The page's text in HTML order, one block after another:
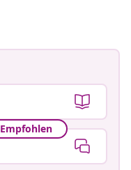
Empfohlen